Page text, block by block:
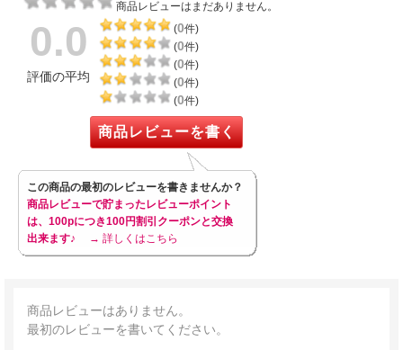
商品レビューはまだありません。
0.0
評価の平均
(0件)
(0件)
(0件)
(0件)
(0件)
商品レビューを書く
この商品の最初のレビューを書きませんか？
商品レビューで貯まったレビューポイント
は、100pにつき100円割引クーポンと交換
出来ます♪
→ 詳しくはこちら
商品レビューはありません。
最初のレビューを書いてください。